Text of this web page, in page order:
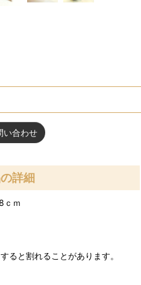
い合わせ
詳細
ｍ
ると割れることがあります。